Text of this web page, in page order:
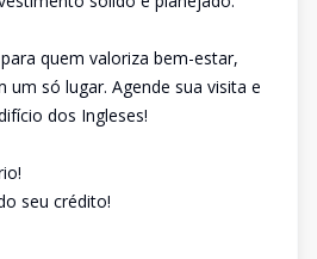
quem valoriza bem-estar,
um só lugar. Agende sua visita e
dos Ingleses!
seu crédito!